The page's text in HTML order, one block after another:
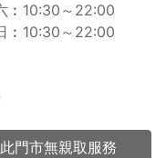
︰10:30～22:00
︰10:30～22:00
此門市無親取服務